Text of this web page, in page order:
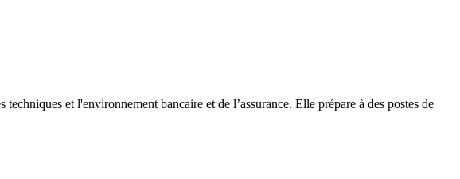
et l'environnement bancaire et de l’assurance. Elle prépare à des postes de